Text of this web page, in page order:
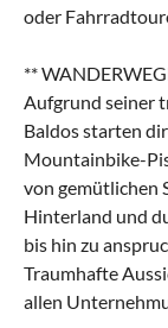
oder
**
Aufgrund seiner
Baldos starten
Mountainbike-
von gemütlichen
Hinterland und
bis hin zu
Traumhafte
allen